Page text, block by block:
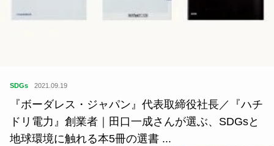
SDGs 2021.09.19
『ボーダレス・ジャパン』代表取締役社長／『ハチ
ドリ電力』創業者｜田口一成さんが選ぶ、SDGsと
地球環境に触れる本5冊の選書 ...